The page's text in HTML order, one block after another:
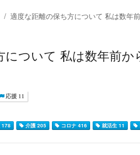
適度な距離の保ち方について 私は数年
について 私は数年前
応援 11
178 介護 205 コロナ 416 就活生 11